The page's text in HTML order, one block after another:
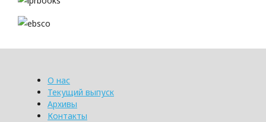
О нас
Текущий выпуск
Архивы
Контакты